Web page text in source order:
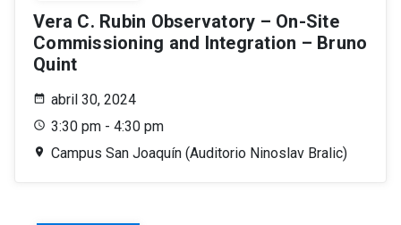
Vera C. Rubin Observatory – On-Site
Commissioning and Integration – Bruno
Quint
abril 30, 2024
3:30 pm - 4:30 pm
Campus San Joaquín (Auditorio Ninoslav Bralic)